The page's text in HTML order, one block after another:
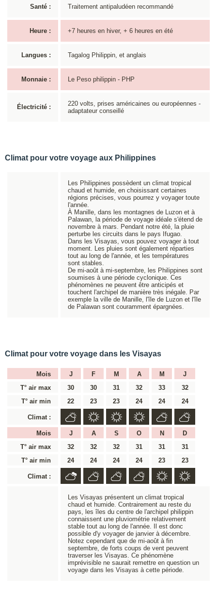
Santé : Traitement antipaludéen recommandé
Heure : +7 heures en hiver, + 6 heures en été
Langues : Tagalog Philippin, et anglais
Monnaie : Le Peso philippin - PHP
Électricité :
220 volts, prises américaines ou européennes -
adaptateur conseillé
Climat pour votre voyage aux Philippines
Les Philippines possèdent un climat tropical
chaud et humide, en choisissant certaines
régions précises, vous pourrez y voyager toute
l'année.
À Manille, dans les montagnes de Luzon et à
Palawan, la période de voyage idéale s'étend de
novembre à mars. Pendant notre été, la pluie
perturbe les circuits dans le pays Ifugao.
Dans les Visayas, vous pouvez voyager à tout
moment. Les pluies sont également réparties
tout au long de l'année, et les températures
sont stables.
De mi-août à mi-septembre, les Philippines sont
soumises à une période cyclonique. Ces
phénomènes ne peuvent être anticipés et
touchent l'archipel de manière très inégale. Par
exemple la ville de Manille, l'île de Luzon et l'île
de Palawan sont couramment épargnées.
Climat pour votre voyage dans les Visayas
Mois J F M A M
J
T° air max
30 30 31 32 33
32
T° air min
22 23 23 24 24 24
Climat :
Mois J A S O N
D
T° air max
32 32 32 31 31
31
T° air min
24 24 24 24 23 23
Climat :
Les Visayas présentent un climat tropical
chaud et humide. Contrairement au reste du
pays, les îles du centre de l'archipel philippin
connaissent une pluviométrie relativement
stable tout au long de l'année. Il est donc
possible d'y voyager de janvier à décembre.
Notez cependant que de mi-août à fin
septembre, de forts coups de vent peuvent
traverser les Visayas. Ce phénomène
imprévisible ne saurait remettre en question un
voyage dans les Visayas à cette période.